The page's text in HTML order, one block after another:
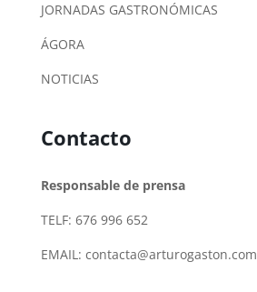
JORNADAS GASTRONÓMICAS
ÁGORA
NOTICIAS
Contacto
Responsable de prensa
TELF: 676 996 652
EMAIL: contacta@arturogaston.com